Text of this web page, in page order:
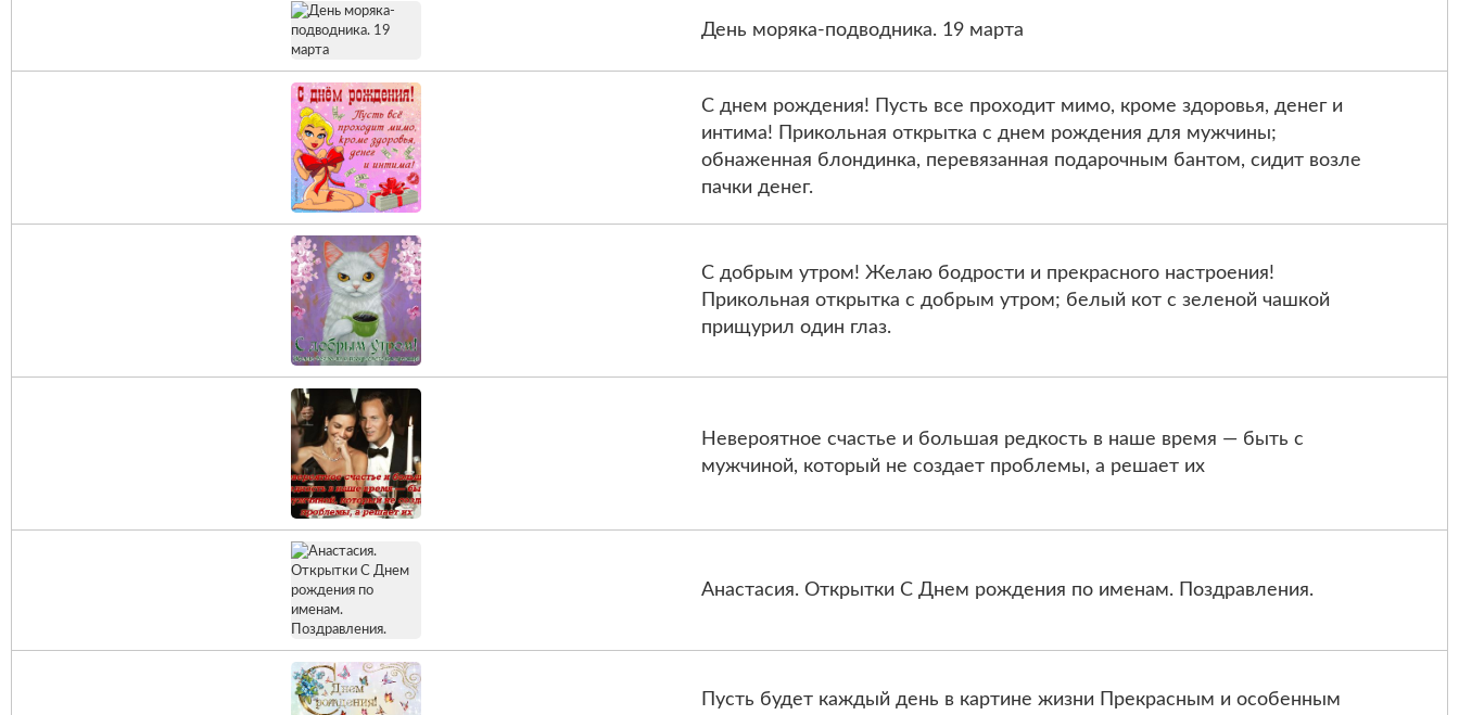
День моряка-подводника. 19 марта
С днем рождения! Пусть все проходит мимо, кроме здоровья, денег и
интима! Прикольная открытка с днем рождения для мужчины;
обнаженная блондинка, перевязанная подарочным бантом, сидит возле
пачки денег.
С добрым утром! Желаю бодрости и прекрасного настроения!
Прикольная открытка с добрым утром; белый кот с зеленой чашкой
прищурил один глаз.
Невероятное счастье и большая редкость в наше время — быть с
мужчиной, который не создает проблемы, а решает их
Анастасия. Открытки С Днем рождения по именам. Поздравления.
Пусть будет каждый день в картине жизни Прекрасным и особенным